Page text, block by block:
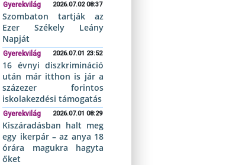
Gyerekvilág 2026.07.02 08:37
Szombaton tartják az
Ezer Székely Leány
Napját
Gyerekvilág 2026.07.01 23:52
16 évnyi diszkrimináció
után már itthon is jár a
százezer forintos
iskolakezdési támogatás
Gyerekvilág 2026.07.01 08:29
Kiszáradásban halt meg
egy ikerpár – az anya 18
órára magukra hagyta
őket